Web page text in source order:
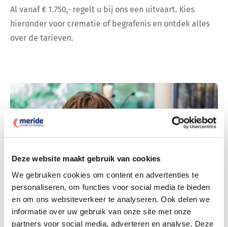
Deze website maakt gebruik van cookies
We gebruiken cookies om content en advertenties te
personaliseren, om functies voor social media te bieden
en om ons websiteverkeer te analyseren. Ook delen we
informatie over uw gebruik van onze site met onze
partners voor social media, adverteren en analyse. Deze
Al vanaf € 1.750,- regelt u bij ons een uitvaart. Kies
hieronder voor crematie of begrafenis en ontdek alles
over de tarieven.
Dit kost een crematie
Bekijk tarieven voor crematie